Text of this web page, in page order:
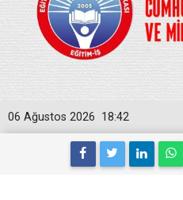
18:42
06 Ağustos 2026